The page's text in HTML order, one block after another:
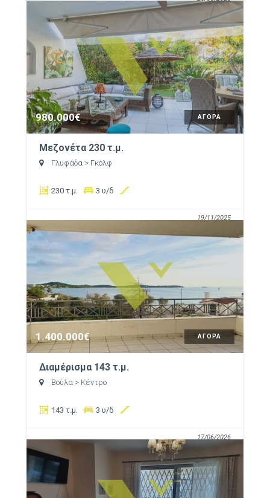
ΑΓΟΡΑ
980.000€
Μεζονέτα 230 τ.μ.
Γλυφάδα > Γκόλφ
230 τ.μ. 3 υ/δ
19/11/2025
ΑΓΟΡΑ
1.400.000€
Διαμέρισμα 143 τ.μ.
Βούλα > Κέντρο
143 τ.μ. 3 υ/δ
17/06/2026